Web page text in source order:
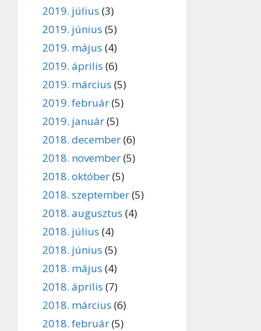
2019. július (3)
2019. június (5)
2019. május (4)
2019. április (6)
2019. március (5)
2019. február(5)
2019. január(5)
2018. december(6)
2018. november(5)
2018. október(5)
2018. szeptember(5)
2018. augusztus (4)
2018. július (4)
2018. június (5)
2018. május (4)
2018. április (7)
2018. március (6)
2018. február(5)